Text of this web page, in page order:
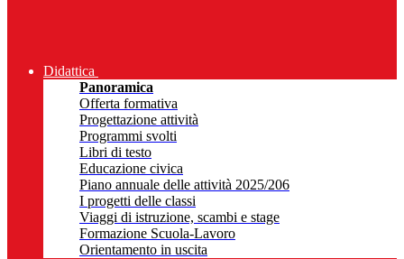
Didattica
Panoramica
Offerta formativa
Progettazione attività
Programmi svolti
Libri di testo
Educazione civica
Piano annuale delle attività 2025/206
I progetti delle classi
Viaggi di istruzione, scambi e stage
Formazione Scuola-Lavoro
Orientamento in uscita